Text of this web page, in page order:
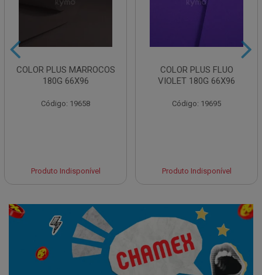
COLOR PLUS MARROCOS
180G 66X96
Código: 19658
Produto Indisponível
COLOR PLUS FLUO
VIOLET 180G 66X96
Código: 19695
Produto Indisponível